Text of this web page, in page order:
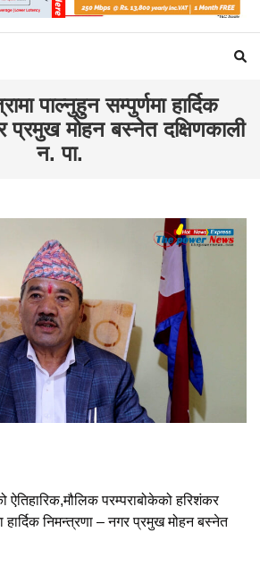
पाल्नुहुन सम्पुर्णमा हार्दिक
प्रमुख मोहन बस्नेत दक्षिणकाली
न. पा.
ऐतिहारिक,मौलिक परम्पराबोकेको हरिशंकर
हार्दिक निमन्त्रणा – नगर प्रमुख मोहन बस्नेत